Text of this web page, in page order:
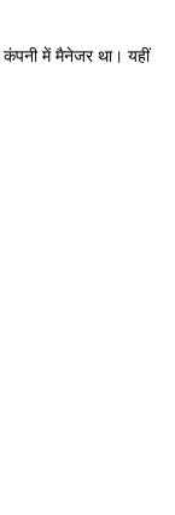
कंपनी में मैनेजर था। यहीं